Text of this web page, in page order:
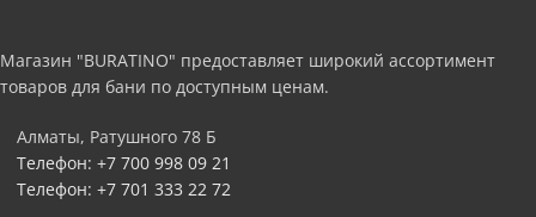
Магазин "BURATINO" предоставляет широкий ассортимент
товаров для бани по доступным ценам.
Алматы, Ратушного 78 Б
Телефон: +7 700 998 09 21
Телефон: +7 701 333 22 72